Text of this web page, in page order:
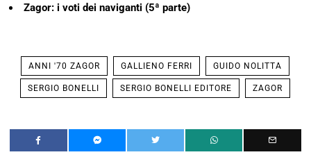
Zagor: i voti dei naviganti (5ª parte)
ANNI '70 ZAGOR GALLIENO FERRI GUIDO NOLITTA
SERGIO BONELLI SERGIO BONELLI EDITORE ZAGOR